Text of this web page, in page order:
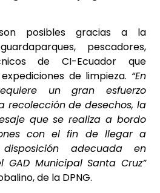
posibles gracias a la
pescadores,
de CI-Ecuador que
de limpieza. “En
un gran esfuerzo
recolección de desechos, la
que se realiza a bordo
con el fin de llegar a
adecuada en
Municipal Santa Cruz”
de la DPNG.